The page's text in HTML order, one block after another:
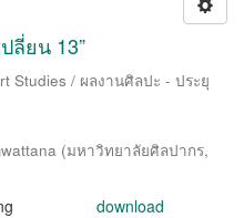
ลี่ยน 13”
Studies / ผลงานศิลปะ - ประยุ
(มหาวิทยาลัยศิลปากร,
download